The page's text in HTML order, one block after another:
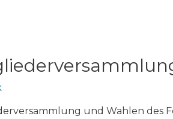
und Wahlen des